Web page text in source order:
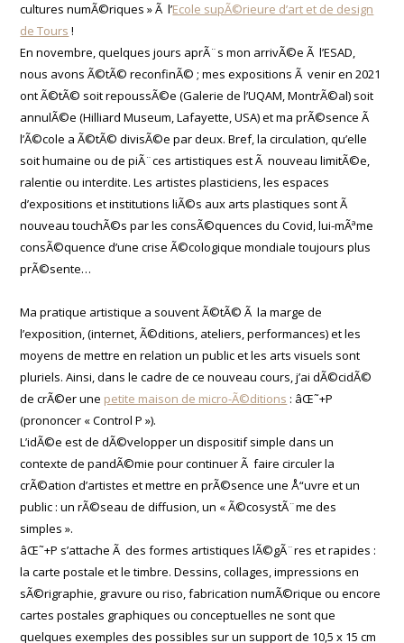
cultures numÃ©riques » Ã l’Ecole supÃ©rieure d’art et de design
de Tours !
En novembre, quelques jours aprÃ¨s mon arrivÃ©e Ã l’ESAD,
nous avons Ã©tÃ© reconfinÃ© ; mes expositions Ã venir en 2021
ont Ã©tÃ© soit repoussÃ©e (Galerie de l’UQAM, MontrÃ©al) soit
annulÃ©e (Hilliard Museum, Lafayette, USA) et ma prÃ©sence Ã
l’Ã©cole a Ã©tÃ© divisÃ©e par deux. Bref, la circulation, qu’elle
soit humaine ou de piÃ¨ces artistiques est Ã nouveau limitÃ©e,
ralentie ou interdite. Les artistes plasticiens, les espaces
d’expositions et institutions liÃ©s aux arts plastiques sont Ã
nouveau touchÃ©s par les consÃ©quences du Covid, lui-mÃªme
consÃ©quence d’une crise Ã©cologique mondiale toujours plus
prÃ©sente…
Ma pratique artistique a souvent Ã©tÃ© Ã la marge de
l’exposition, (internet, Ã©ditions, ateliers, performances) et les
moyens de mettre en relation un public et les arts visuels sont
pluriels. Ainsi, dans le cadre de ce nouveau cours, j’ai dÃ©cidÃ©
de crÃ©er une petite maison de micro-Ã©ditions : âŒ˜+P
(prononcer « Control P »).
L’idÃ©e est de dÃ©velopper un dispositif simple dans un
contexte de pandÃ©mie pour continuer Ã faire circuler la
crÃ©ation d’artistes et mettre en prÃ©sence une Å“uvre et un
public : un rÃ©seau de diffusion, un « Ã©cosystÃ¨me des
simples ».
âŒ˜+P s’attache Ã des formes artistiques lÃ©gÃ¨res et rapides :
la carte postale et le timbre. Dessins, collages, impressions en
sÃ©rigraphie, gravure ou riso, fabrication numÃ©rique ou encore
cartes postales graphiques ou conceptuelles ne sont que
quelques exemples des possibles sur un support de 10,5 x 15 cm